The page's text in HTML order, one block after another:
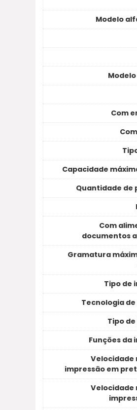
Modelo
Com
Capacidade
Quantidade de
Com
documentos
Gramatura
Tipo de
Tecnologia
Tipo
Funções da
Velocidade
impressão em
Velocidade